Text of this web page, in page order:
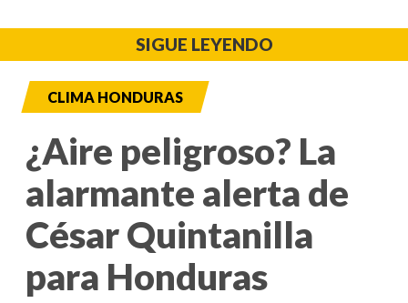
SIGUE LEYENDO
CLIMA HONDURAS
¿Aire peligroso? La
alarmante alerta de
César Quintanilla
para Honduras